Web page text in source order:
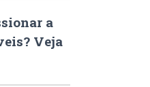
a
Veja